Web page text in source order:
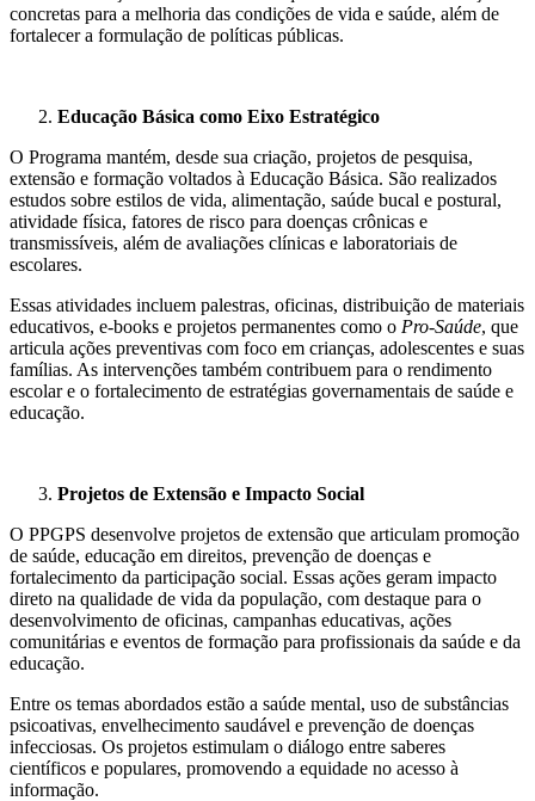
concretas para a melhoria das condições de vida e saúde, além de
fortalecer a formulação de políticas públicas.
Educação Básica como Eixo Estratégico
O Programa mantém, desde sua criação, projetos de pesquisa,
extensão e formação voltados à Educação Básica. São realizados
estudos sobre estilos de vida, alimentação, saúde bucal e postural,
atividade física, fatores de risco para doenças crônicas e
transmissíveis, além de avaliações clínicas e laboratoriais de
escolares.
Essas atividades incluem palestras, oficinas, distribuição de materiais
educativos, e-books e projetos permanentes como o Pro-Saúde, que
articula ações preventivas com foco em crianças, adolescentes e suas
famílias. As intervenções também contribuem para o rendimento
escolar e o fortalecimento de estratégias governamentais de saúde e
educação.
Projetos de Extensão e Impacto Social
O PPGPS desenvolve projetos de extensão que articulam promoção
de saúde, educação em direitos, prevenção de doenças e
fortalecimento da participação social. Essas ações geram impacto
direto na qualidade de vida da população, com destaque para o
desenvolvimento de oficinas, campanhas educativas, ações
comunitárias e eventos de formação para profissionais da saúde e da
educação.
Entre os temas abordados estão a saúde mental, uso de substâncias
psicoativas, envelhecimento saudável e prevenção de doenças
infecciosas. Os projetos estimulam o diálogo entre saberes
científicos e populares, promovendo a equidade no acesso à
informação.